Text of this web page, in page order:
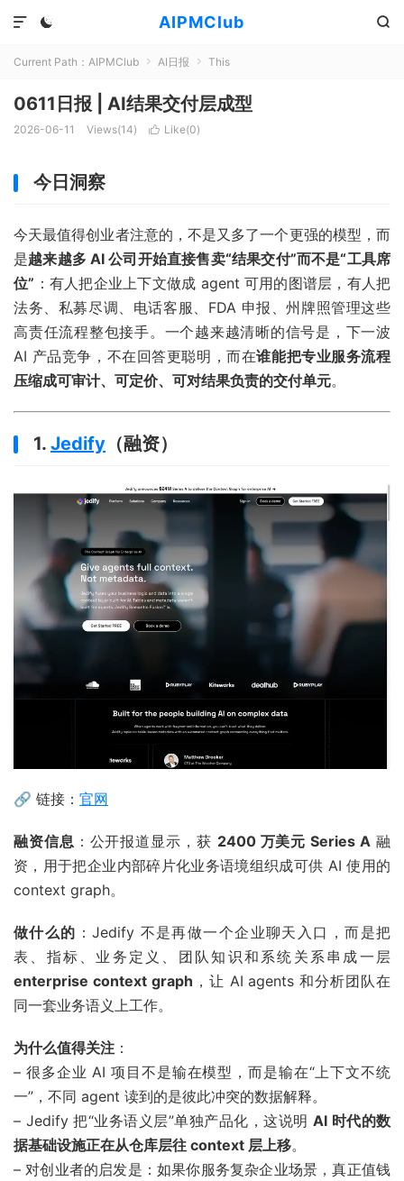
AIPMClub
 

Current Path： AIPMClub  AI日报  This
0611日报 | AI结果交付层成型
2026-06-11 Views(14)  Like(0)
今日洞察
今天最值得创业者注意的，不是又多了一个更强的模型，而
是越来越多 AI 公司开始直接售卖“结果交付”而不是“工具席
位” ：有人把企业上下文做成 agent 可用的图谱层，有人把
法务、私募尽调、电话客服、FDA 申报、州牌照管理这些
高责任流程整包接手。一个越来越清晰的信号是，下一波
AI 产品竞争，不在回答更聪明，而在谁能把专业服务流程
压缩成可审计、可定价、可对结果负责的交付单元。
1. Jedify （融资）
🔗 链接： 官网
融资信息 ：公开报道显示，获 2400 万美元 Series A 融
资，用于把企业内部碎片化业务语境组织成可供 AI 使用的
context graph。
做什么的 ：Jedify 不是再做一个企业聊天入口，而是把
表、指标、业务定义、团队知识和系统关系串成一层
enterprise context graph ，让 AI agents 和分析团队在
同一套业务语义上工作。
为什么值得关注 ：
– 很多企业 AI 项目不是输在模型，而是输在“上下文不统
一”，不同 agent 读到的是彼此冲突的数据解释。
– Jedify 把“业务语义层”单独产品化，这说明 AI 时代的数
据基础设施正在从仓库层往 context 层上移。
– 对创业者的启发是：如果你服务复杂企业场景，真正值钱